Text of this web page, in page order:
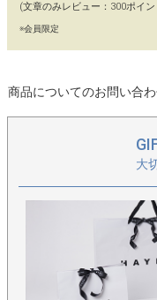
【コーディネート】
(文章のみレビュー：300ポイ
※会員限定
商品についてのお問い合
大